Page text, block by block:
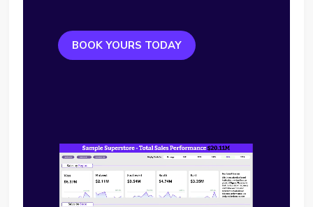
BOOK YOURS TODAY